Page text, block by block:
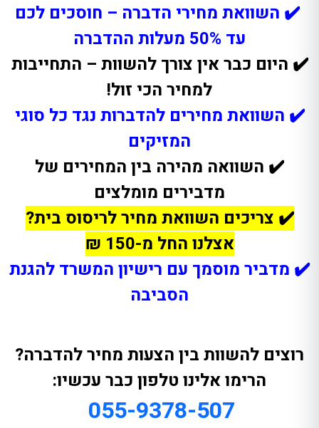
✔️ השוואת מחירי הדברה – חוסכים לכם
עד 50% מעלות ההדברה
✔️ היום כבר אין צורך להשוות – התחייבות
למחיר הכי זול!
✔️ השוואת מחירים להדברות נגד כל סוגי
המזיקים
✔️ השוואה מהירה בין המחירים של
מדבירים מומלצים
✔️ צריכים השוואת מחיר לריסוס בית?
אצלנו החל מ-150 ₪
✔️ מדביר מוסמך עם רישיון המשרד להגנת
הסביבה
רוצים להשוות בין הצעות מחיר להדברה?
הרימו אלינו טלפון כבר עכשיו:
055-9378-507